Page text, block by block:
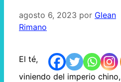
agosto 6, 2023 por Glean
Rimano
El té,
viniendo del imperio chino,